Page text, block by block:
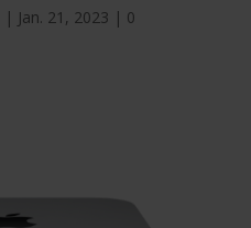
| Jan. 21, 2023 | 0